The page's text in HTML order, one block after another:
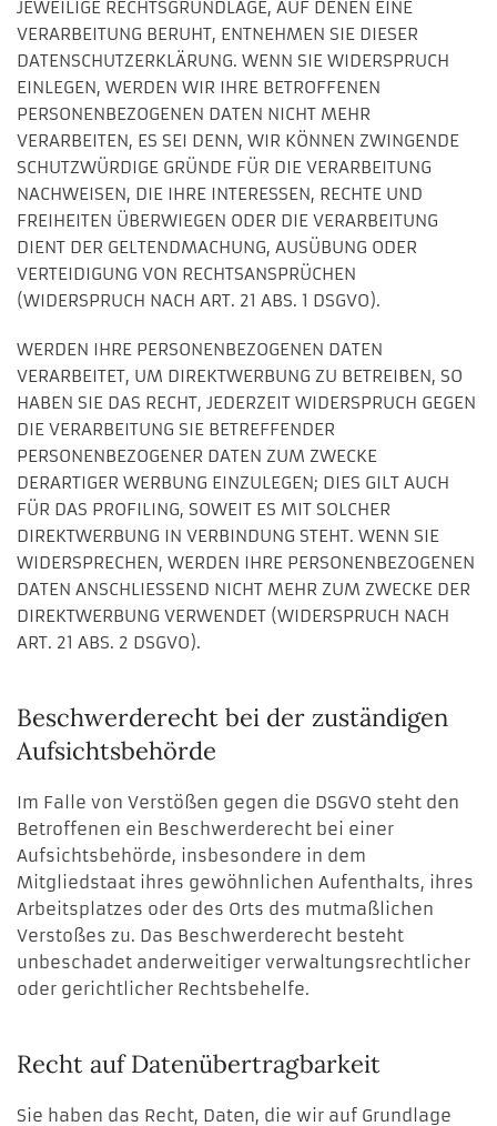
JEWEILIGE RECHTSGRUNDLAGE, AUF DENEN EINE
VERARBEITUNG BERUHT, ENTNEHMEN SIE DIESER
DATENSCHUTZERKLÄRUNG. WENN SIE WIDERSPRUCH
EINLEGEN, WERDEN WIR IHRE BETROFFENEN
PERSONENBEZOGENEN DATEN NICHT MEHR
VERARBEITEN, ES SEI DENN, WIR KÖNNEN ZWINGENDE
SCHUTZWÜRDIGE GRÜNDE FÜR DIE VERARBEITUNG
NACHWEISEN, DIE IHRE INTERESSEN, RECHTE UND
FREIHEITEN ÜBERWIEGEN ODER DIE VERARBEITUNG
DIENT DER GELTENDMACHUNG, AUSÜBUNG ODER
VERTEIDIGUNG VON RECHTSANSPRÜCHEN
(WIDERSPRUCH NACH ART. 21 ABS. 1 DSGVO).
WERDEN IHRE PERSONENBEZOGENEN DATEN
VERARBEITET, UM DIREKTWERBUNG ZU BETREIBEN, SO
HABEN SIE DAS RECHT, JEDERZEIT WIDERSPRUCH GEGEN
DIE VERARBEITUNG SIE BETREFFENDER
PERSONENBEZOGENER DATEN ZUM ZWECKE
DERARTIGER WERBUNG EINZULEGEN; DIES GILT AUCH
FÜR DAS PROFILING, SOWEIT ES MIT SOLCHER
DIREKTWERBUNG IN VERBINDUNG STEHT. WENN SIE
WIDERSPRECHEN, WERDEN IHRE PERSONENBEZOGENEN
DATEN ANSCHLIESSEND NICHT MEHR ZUM ZWECKE DER
DIREKTWERBUNG VERWENDET (WIDERSPRUCH NACH
ART. 21 ABS. 2 DSGVO).
Beschwerde­recht bei der zuständigen
Aufsichts­behörde
Im Falle von Verstößen gegen die DSGVO steht den
Betroffenen ein Beschwerderecht bei einer
Aufsichtsbehörde, insbesondere in dem
Mitgliedstaat ihres gewöhnlichen Aufenthalts, ihres
Arbeitsplatzes oder des Orts des mutmaßlichen
Verstoßes zu. Das Beschwerderecht besteht
unbeschadet anderweitiger verwaltungsrechtlicher
oder gerichtlicher Rechtsbehelfe.
Recht auf Daten­übertrag­barkeit
Sie haben das Recht, Daten, die wir auf Grundlage